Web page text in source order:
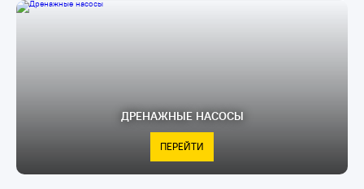
ДРЕНАЖНЫЕ НАСОСЫ
ПЕРЕЙТИ